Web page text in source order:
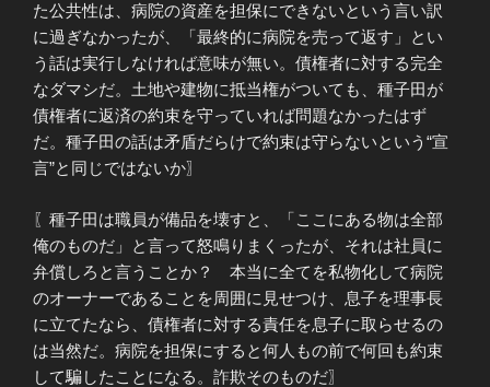
た公共性は、病院の資産を担保にできないという言い訳
に過ぎなかったが、「最終的に病院を売って返す」とい
う話は実行しなければ意味が無い。債権者に対する完全
なダマシだ。土地や建物に抵当権がついても、種子田が
債権者に返済の約束を守っていれば問題なかったはず
だ。種子田の話は矛盾だらけで約束は守らないという“宣
言”と同じではないか〗
〖種子田は職員が備品を壊すと、「ここにある物は全部
俺のものだ」と言って怒鳴りまくったが、それは社員に
弁償しろと言うことか？ 本当に全てを私物化して病院
のオーナーであることを周囲に見せつけ、息子を理事長
に立てたなら、債権者に対する責任を息子に取らせるの
は当然だ。病院を担保にすると何人もの前で何回も約束
して騙したことになる。詐欺そのものだ〗